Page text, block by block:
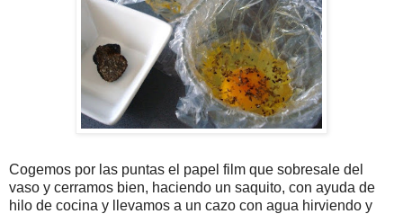
Cogemos por las puntas el papel film que sobresale del
vaso y cerramos bien, haciendo un saquito, con ayuda de
hilo de cocina y llevamos a un cazo con agua hirviendo y